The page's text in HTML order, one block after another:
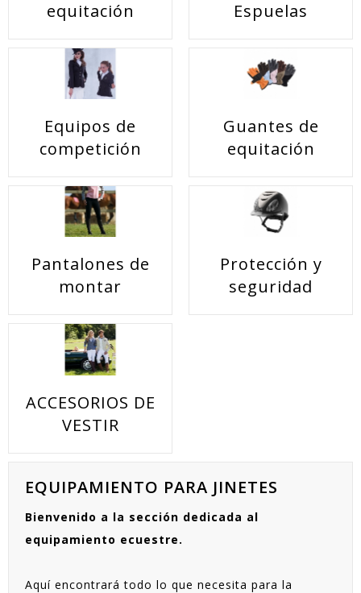
equitación
Espuelas
Equipos de
competición
Guantes de
equitación
Pantalones de
montar
Protección y
seguridad
ACCESORIOS DE
VESTIR
EQUIPAMIENTO PARA JINETES
Bienvenido a la sección dedicada al
equipamiento ecuestre.
Aquí encontrará todo lo que necesita para la